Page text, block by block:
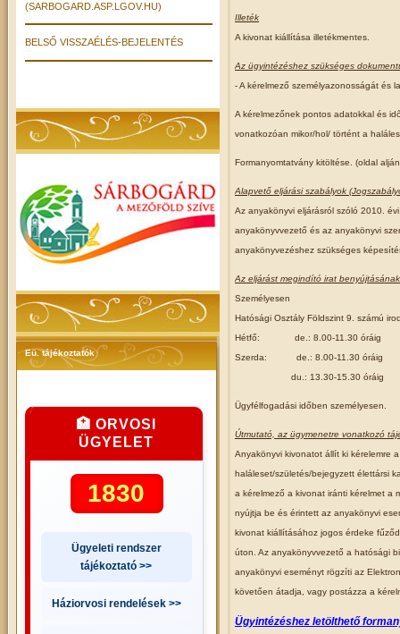
(SARBOGARD.ASP.LGOV.HU)
BELSŐ VISSZAÉLÉS-BEJELENTÉS
Eü. tájékoztatók
🏥 ORVOSI
ÜGYELET
1830
Ügyeleti rendszer
tájékoztató >>
Háziorvosi rendelések >>
Illeték
A kivonat kiállítása illetékmentes.
Az ügyintézéshez szükséges
- A kérelmező személyazonosságát és
A kérelmezőnek pontos adatokkal és
vonatkozóan mikor/hol/ történt a
Formanyomtatvány kitöltése. (oldal
Alapvető eljárási szabályok
Az anyakönyvi eljárásról szóló 2010.
anyakönyvvezető és az anyakönyvi
anyakönyvezéshez szükséges
Az eljárást megindító irat
Személyesen
Hatósági Osztály Földszint 9. számú
Hétfő:
de.: 8.00-11.30 óráig
Szerda:
de.: 8.00-11.30 óráig
du.: 13.30-15.30 óráig
Ügyfélfogadási időben személyesen.
Útmutató, az ügymenetre vonatkozó
Anyakönyvi kivonatot állít ki kérelemre
haláleset/születés/bejegyzett élettársi
a kérelmező a kivonat iránti kérelmet a
nyújtja be és érintett az anyakönyvi
kivonat kiállításához jogos érdeke
úton. Az anyakönyvvezető a hatósági
anyakönyvi eseményt rögzíti az
követően átadja, vagy postázza a
Ügyintézéshez letölthető